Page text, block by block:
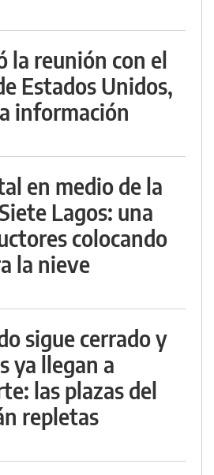
la reunión con el
Estados Unidos,
información
en medio de la
Lagos: una
colocando
la nieve
sigue cerrado y
ya llegan a
las plazas del
repletas